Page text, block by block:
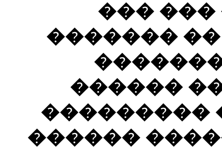
��� ���
�������
������
����ɡ ����
��� �����